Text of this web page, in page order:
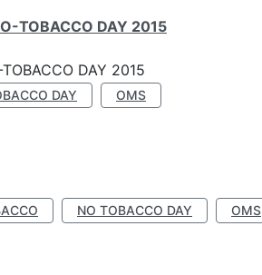
TOBACCO DAY 2015
DAY 2015
DAY OMS
NO TOBACCO DAY OMS